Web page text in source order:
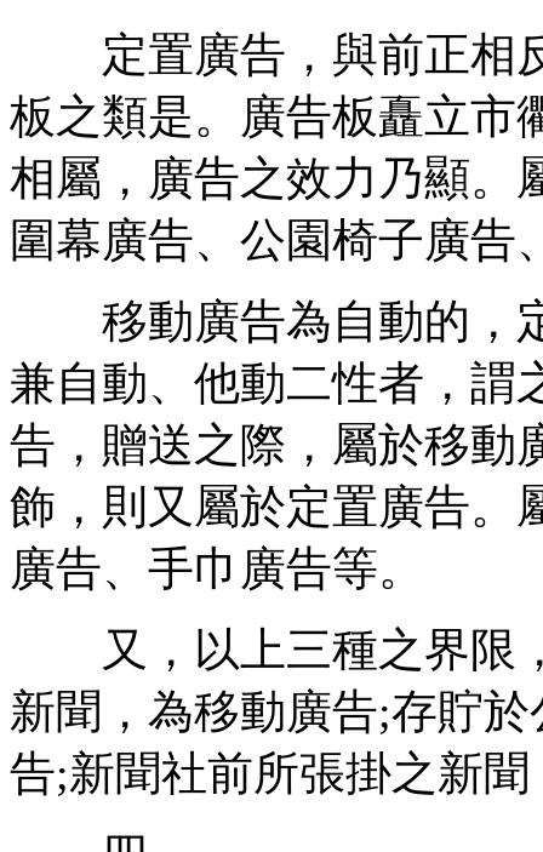
定置廣告，與前正相
板之類是。廣告板矗立市
相屬，廣告之效力乃顯。
圍幕廣告、公園椅子廣告
移動廣告為自動的，
兼自動、他動二性者，謂
告，贈送之際，屬於移動
飾，則又屬於定置廣告。
廣告、手巾廣告等。
又，以上三種之界限
新聞，為移動廣告;存貯
告;新聞社前所張掛之新